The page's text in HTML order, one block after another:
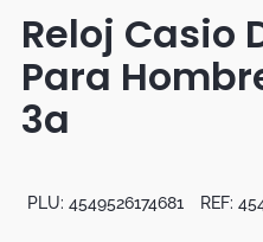
Reloj Casio
Para
3a
PLU: 4549526174681 REF:
Duvet
Botas
Dko